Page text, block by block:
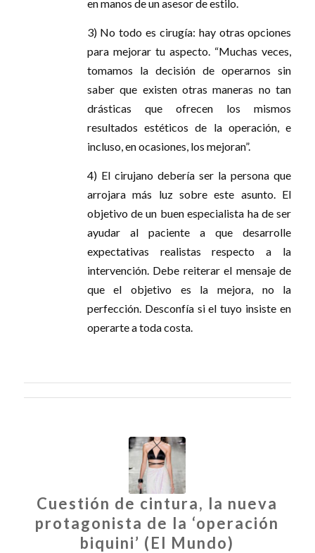
en manos de un asesor de estilo.
3) No todo es cirugía: hay otras opciones
para mejorar tu aspecto. “Muchas veces,
tomamos la decisión de operarnos sin
saber que existen otras maneras no tan
drásticas que ofrecen los mismos
resultados estéticos de la operación, e
incluso, en ocasiones, los mejoran”.
4) El cirujano debería ser la persona que
arrojara más luz sobre este asunto. El
objetivo de un buen especialista ha de ser
ayudar al paciente a que desarrolle
expectativas realistas respecto a la
intervención. Debe reiterar el mensaje de
que el objetivo es la mejora, no la
perfección. Desconfía si el tuyo insiste en
operarte a toda costa.
Cuestión de cintura, la nueva
protagonista de la ‘operación
biquini’ (El Mundo)